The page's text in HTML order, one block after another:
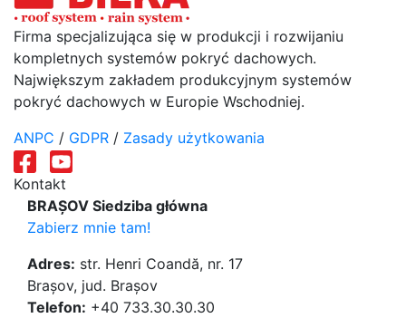
Firma specjalizująca się w produkcji i rozwijaniu
kompletnych systemów pokryć dachowych.
Największym zakładem produkcyjnym systemów
pokryć dachowych w Europie Wschodniej.
ANPC / GDPR / Zasady użytkowania
Kontakt
BRAȘOV Siedziba główna
Zabierz mnie tam!
Adres: str. Henri Coandă, nr. 17
Brașov, jud. Brașov
Telefon: +40 733.30.30.30